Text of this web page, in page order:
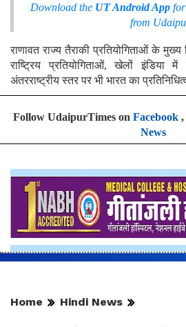
Download the UT Android Appfor
from
राणावत राज्य तैराकी प्रतियोगिताओं के
राष्ट्रिय प्रतियोगिताओं, खेलों
अंतरराष्ट्रीय स्तर पर भी भारत का
Follow UdaipurTimes on Facebook,
News
Home Hindi News